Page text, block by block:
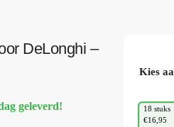
DeLonghi –
geleverd!
Kies
18 stuks
€16,95